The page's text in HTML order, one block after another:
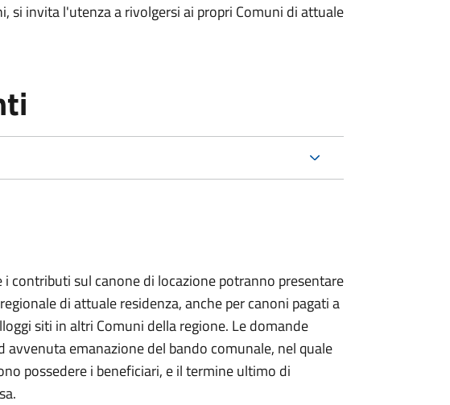
si invita l'utenza a rivolgersi ai propri Comuni di attuale
i contributi sul canone di locazione potranno presentare
di attuale residenza, anche per canoni pagati a
siti in altri Comuni della regione. Le domande
avvenuta emanazione del bando comunale, nel quale
possedere i beneficiari, e il termine ultimo di